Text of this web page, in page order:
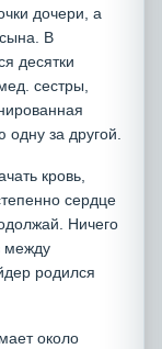
дочери, а
В
десятки
сестры,
за другой.
кровь,
сердце
Ничего
между
родился
около